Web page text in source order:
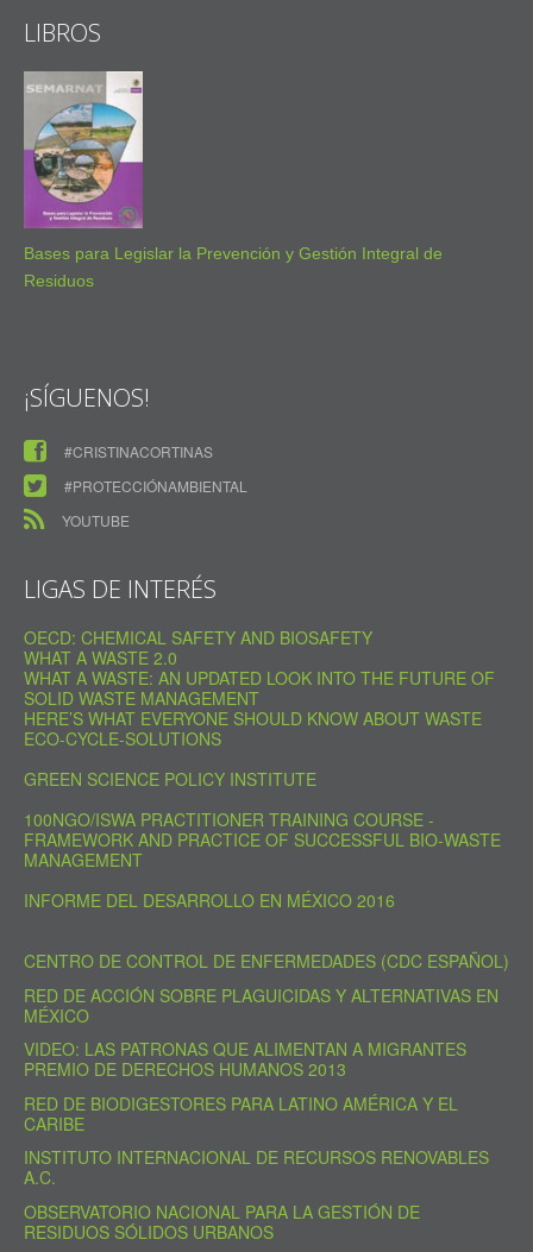
LIBROS
Bases para Legislar la Prevención y Gestión Integral de
Residuos
¡SÍGUENOS!
#CRISTINACORTINAS
#PROTECCIÓNAMBIENTAL
YOUTUBE
LIGAS DE INTERÉS
OECD: CHEMICAL SAFETY AND BIOSAFETY
WHAT A WASTE 2.0
WHAT A WASTE: AN UPDATED LOOK INTO THE FUTURE OF
SOLID WASTE MANAGEMENT
HERE’S WHAT EVERYONE SHOULD KNOW ABOUT WASTE
ECO-CYCLE-SOLUTIONS
GREEN SCIENCE POLICY INSTITUTE
100NGO/ISWA PRACTITIONER TRAINING COURSE -
FRAMEWORK AND PRACTICE OF SUCCESSFUL BIO-WASTE
MANAGEMENT
INFORME DEL DESARROLLO EN MÉXICO 2016
CENTRO DE CONTROL DE ENFERMEDADES (CDC ESPAÑOL)
RED DE ACCIÓN SOBRE PLAGUICIDAS Y ALTERNATIVAS EN
MÉXICO
VIDEO: LAS PATRONAS QUE ALIMENTAN A MIGRANTES
PREMIO DE DERECHOS HUMANOS 2013
RED DE BIODIGESTORES PARA LATINO AMÉRICA Y EL
CARIBE
INSTITUTO INTERNACIONAL DE RECURSOS RENOVABLES
A.C.
OBSERVATORIO NACIONAL PARA LA GESTIÓN DE
RESIDUOS SÓLIDOS URBANOS